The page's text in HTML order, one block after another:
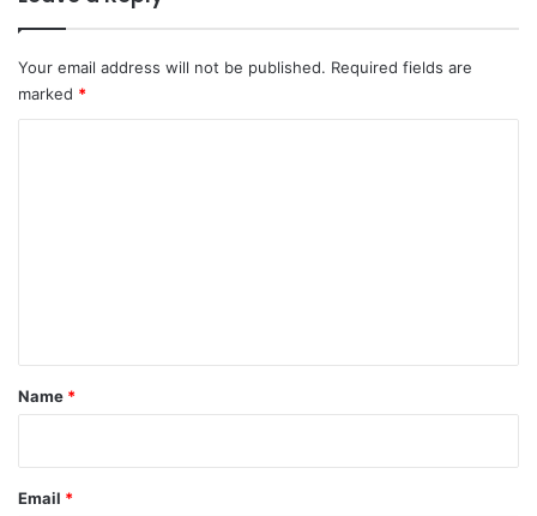
Your email address will not be published. Required fields are
marked *
*
Name *
Email *